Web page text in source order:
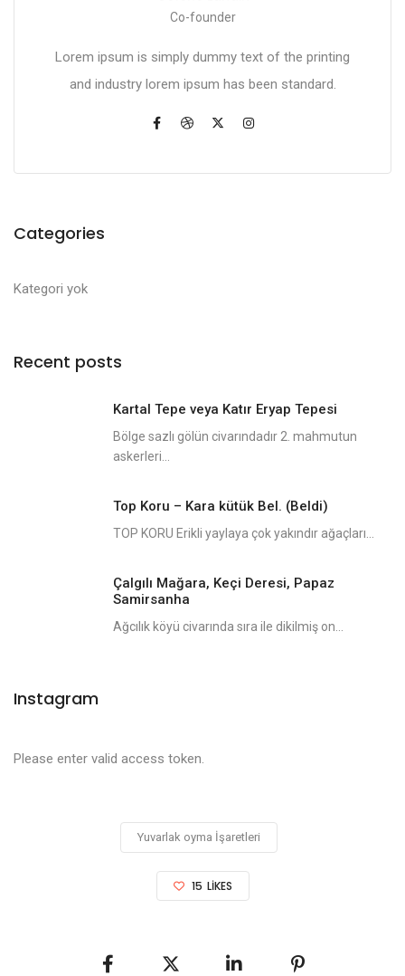
Co-founder
Lorem ipsum is simply dummy text of the printing
and industry lorem ipsum has been standard.
Categories
Kategori yok
Recent posts
Kartal Tepe veya Katır Eryap Tepesi
Bölge sazlı gölün civarındadır 2. mahmutun
askerleri...
Top Koru – Kara kütük Bel. (Beldi)
TOP KORU Erikli yaylaya çok yakındır ağaçları...
Çalgılı Mağara, Keçi Deresi, Papaz
Samirsanha
Ağcılık köyü civarında sıra ile dikilmiş on...
Instagram
Please enter valid access token.
Yuvarlak oyma İşaretleri
15 LIKES